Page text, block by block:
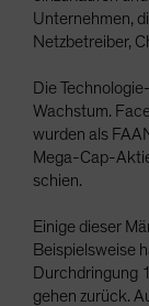
Unternehmen,
Netzbetreiber,
Die
Wachstum.
wurden als
Mega-Cap-
schien.
Einige dieser
Beispielsweise
Durchdringung
gehen zurück.